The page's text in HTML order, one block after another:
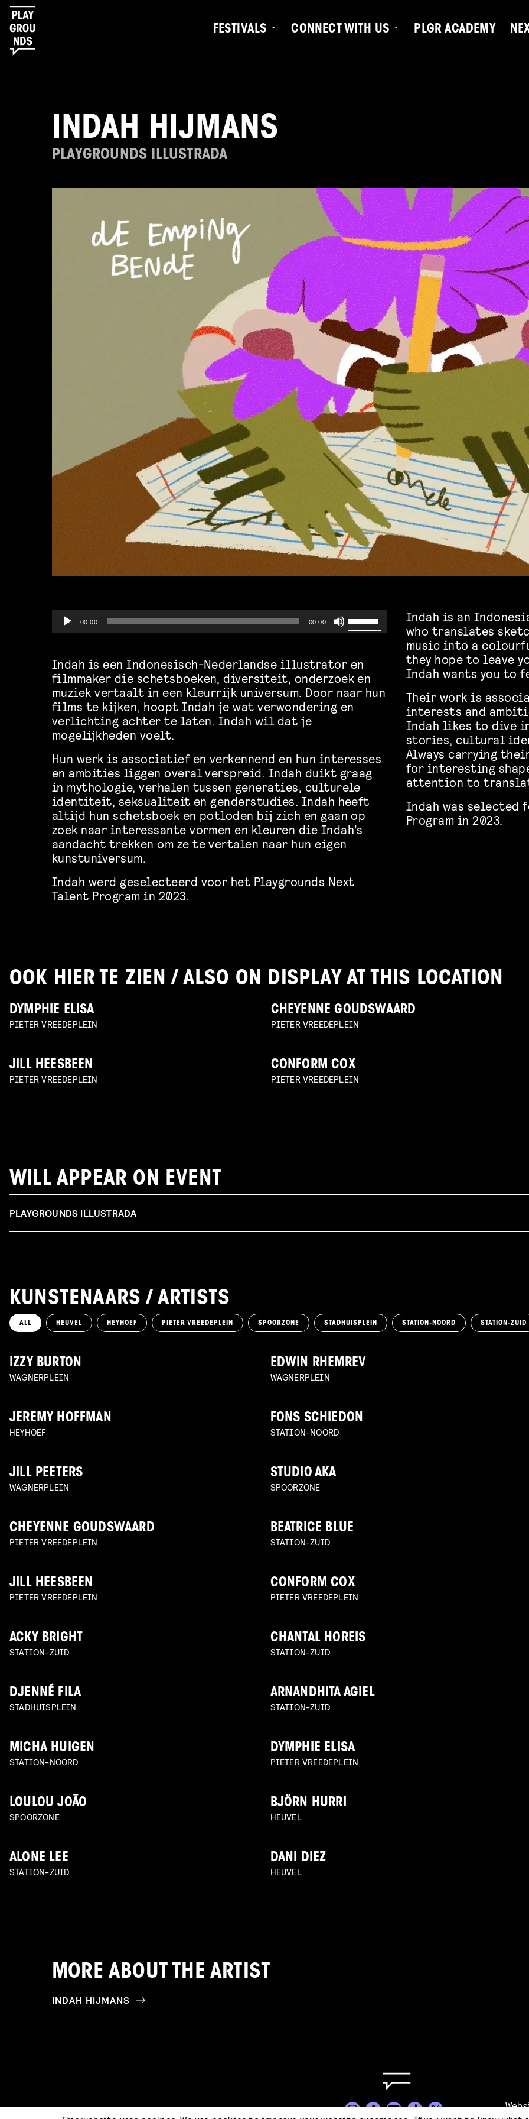
FESTIVALS CONNECT WITH US PLGR ACADEMY
INDAH HIJMANS
PLAYGROUNDS ILLUSTRADA
Audio00:00 00:00
Use
Up/Down
Arrow
keys
or
decrease
volume.
Indah is een Indonesisch-Nederlandse illustrator en
filmmaker die schetsboeken, diversiteit, onderzoek en
muziek vertaalt in een kleurrijk universum. Door naar hun
films te kijken, hoopt Indah je wat verwondering en
verlichting achter te laten. Indah wil dat je
mogelijkheden voelt.
Hun werk is associatief en verkennend en hun interesses
en ambities liggen overal verspreid. Indah duikt graag
in mythologie, verhalen tussen generaties, culturele
identiteit, seksualiteit en genderstudies. Indah heeft
altijd hun schetsboek en potloden bij zich en gaan op
zoek naar interessante vormen en kleuren die Indah’s
aandacht trekken om ze te vertalen naar hun eigen
kunstuniversum.
Indah werd geselecteerd voor het Playgrounds Next
Talent Program in 2023.
Indah is an
who translates
music into a
they hope to leave
Indah wants you to
Their work is
interests and
Indah likes to dive
stories, cultural
Always carrying
for interesting
attention to
Indah was selected
Program in 2023.
OOK HIER TE ZIEN / ALSO ON DISPLAY AT THIS LOCATION
DYMPHIE ELISA
PIETER VREEDEPLEIN
CHEYENNE GOUDSWAARD
PIETER VREEDEPLEIN
JILL HEESBEEN
PIETER VREEDEPLEIN
CONFORM COX
PIETER VREEDEPLEIN
WILL APPEAR ON EVENT
PLAYGROUNDS ILLUSTRADA
KUNSTENAARS / ARTISTS
ALL HEUVEL HEYHOEF PIETER VREEDEPLEIN SPOORZONE STADHUISPLEIN STATION-NOORD STATION-ZUID
IZZY BURTON
WAGNERPLEIN
EDWIN RHEMREV
WAGNERPLEIN
JEREMY HOFFMAN
HEYHOEF
FONS SCHIEDON
STATION-NOORD
JILL PEETERS
WAGNERPLEIN
STUDIO AKA
SPOORZONE
CHEYENNE GOUDSWAARD
PIETER VREEDEPLEIN
BEATRICE BLUE
STATION-ZUID
JILL HEESBEEN
PIETER VREEDEPLEIN
CONFORM COX
PIETER VREEDEPLEIN
ACKY BRIGHT
STATION-ZUID
CHANTAL HOREIS
STATION-ZUID
DJENNÉ FILA
STADHUISPLEIN
ARNANDHITA AGIEL
STATION-ZUID
MICHA HUIGEN
STATION-NOORD
DYMPHIE ELISA
PIETER VREEDEPLEIN
LOULOU JOÃO
SPOORZONE
BJÖRN HURRI
HEUVEL
ALONE LEE
STATION-ZUID
DANI DIEZ
HEUVEL
MORE ABOUT THE ARTIST
INDAH HIJMANS
Code of Conduct Terms & Conditions Privacy Statement